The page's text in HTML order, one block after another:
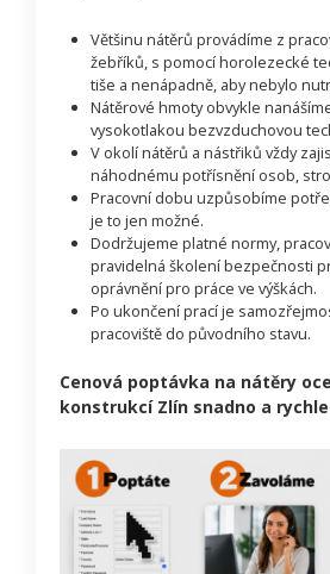
Většinu nátěrů provádíme z
žebříků, s pomocí horolezecké
tiše a nenápadně, aby nebylo
Nátěrové hmoty obvykle
vysokotlakou bezvzduchovou
V okolí nátěrů a nástřiků vždy
náhodnému potřísnění osob,
Pracovní dobu uzpůsobíme
je to jen možné.
Dodržujeme platné normy,
pravidelná školení bezpečnosti
oprávnění pro práce ve výškách.
Po ukončení prací je
pracoviště do původního stavu.
Cenová poptávka na nátěry
konstrukcí Zlín snadno a rychle